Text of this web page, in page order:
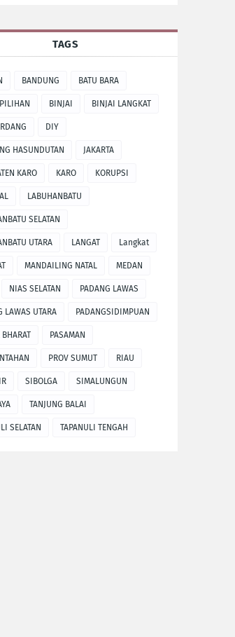
TAGS
BANDUNG BATU BARA
BINJAI BINJAI LANGKAT
DIY
HASUNDUTAN JAKARTA
KARO KARO KORUPSI
LABUHANBATU
SELATAN
UTARA LANGAT Langkat
MANDAILING NATAL MEDAN
NIAS SELATAN PADANG LAWAS
LAWAS UTARA PADANGSIDIMPUAN
BHARAT PASAMAN
PROV SUMUT RIAU
SIBOLGA SIMALUNGUN
TANJUNG BALAI
SELATAN TAPANULI TENGAH